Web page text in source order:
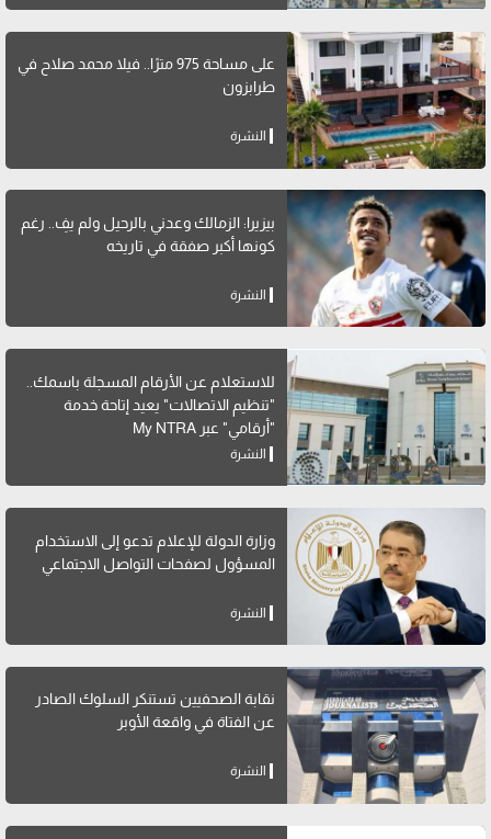
على مساحة 975 مترًا.. فيلا محمد صلاح في
طرابزون
النشرة
بيزيرا: الزمالك وعدني بالرحيل ولم يفِ.. رغم
كونها أكبر صفقة في تاريخه
النشرة
للاستعلام عن الأرقام المسجلة باسمك..
"تنظيم الاتصالات" يعيد إتاحة خدمة
"أرقامي" عبر My NTRA
النشرة
وزارة الدولة للإعلام تدعو إلى الاستخدام
المسؤول لصفحات التواصل الاجتماعي
النشرة
نقابة الصحفيين تستنكر السلوك الصادر
عن الفتاة في واقعة الأوبر
النشرة